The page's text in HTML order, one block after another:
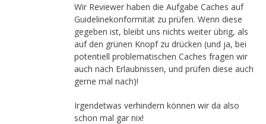
Wir Reviewer haben die Aufgabe Caches auf
Guidelinekonformität zu prüfen. Wenn diese
gegeben ist, bleibt uns nichts weiter übrig, als
auf den grünen Knopf zu drücken (und ja, bei
potentiell problematischen Caches fragen wir
auch nach Erlaubnissen, und prüfen diese auch
gerne mal nach)!
Irgendetwas verhindern können wir da also
schon mal gar nix!